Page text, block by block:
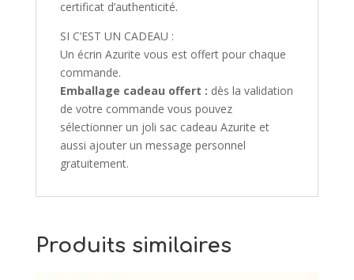
certificat d’authenticité.
SI C’EST UN CADEAU :
Un écrin Azurite vous est offert pour chaque
commande.
Emballage cadeau offert : dès la validation
de votre commande vous pouvez
sélectionner un joli sac cadeau Azurite et
aussi ajouter un message personnel
gratuitement.
Produits similaires